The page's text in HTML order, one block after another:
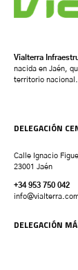
Vialterra
nacida en Jaén,
territorio nacional.
DELEGACIÓN
Calle Ignacio
23001 Jaén
+34 953 750 042
DELEGACIÓN